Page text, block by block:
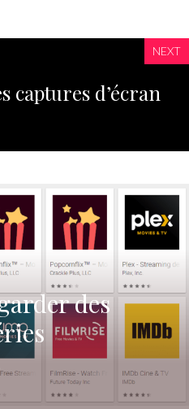
NEXT
captures d’écran
des